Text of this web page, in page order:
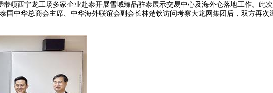
领西宁龙工场多家企业赴泰开展雪域臻品驻泰展示交易中心及海外仓落地工作。此
国中华总商会主席、中华海外联谊会副会长林楚钦访问考察大龙网集团后，双方再